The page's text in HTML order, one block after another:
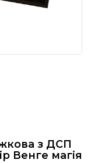
з ДСП
Венге магія